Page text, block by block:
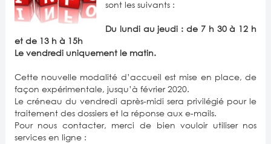
sont les suivants :
Du lundi au jeudi : de 7 h 30 à 12 h
et de 13 h à 15h
Le vendredi uniquement le matin.
Cette nouvelle modalité d’accueil est mise en place, de
façon expérimentale, jusqu’à février 2020.
Le créneau du vendredi après-midi sera privilégié pour le
traitement des dossiers et la réponse aux e-mails.
Pour nous contacter, merci de bien vouloir utiliser nos
services en ligne :